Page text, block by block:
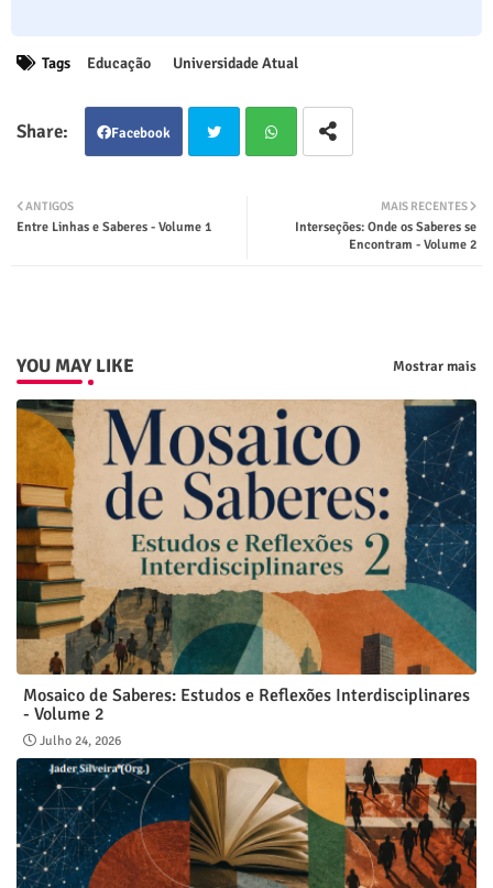
Tags Educação Universidade Atual
Facebook
ter
MAIS RECENTES
Interseções: Onde os Saberes se
Encontram - Volume 2
ANTIGOS
Entre Linhas e Saberes - Volume 1
YOU MAY LIKE Mostrar mais
Mosaico de Saberes: Estudos e Reflexões Interdisciplinares
- Volume 2
Julho 24, 2026